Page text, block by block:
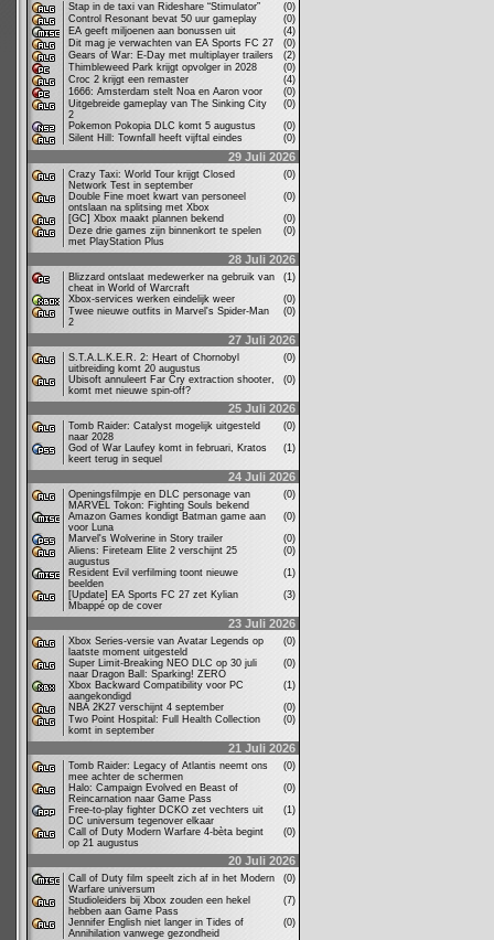
Stap in de taxi van Rideshare “Stimulator”
(0)
Control Resonant bevat 50 uur gameplay
(0)
EA geeft miljoenen aan bonussen uit
(4)
Dit mag je verwachten van EA Sports FC 27
(0)
Gears of War: E-Day met multiplayer trailers
(2)
Thimbleweed Park krijgt opvolger in 2028
(0)
Croc 2 krijgt een remaster
(4)
1666: Amsterdam stelt Noa en Aaron voor
(0)
Uitgebreide gameplay van The Sinking City
2
(0)
Pokemon Pokopia DLC komt 5 augustus
(0)
Silent Hill: Townfall heeft vijftal eindes
(0)
29 Juli 2026
Crazy Taxi: World Tour krijgt Closed
Network Test in september
(0)
Double Fine moet kwart van personeel
ontslaan na splitsing met Xbox
(0)
[GC] Xbox maakt plannen bekend
(0)
Deze drie games zijn binnenkort te spelen
met PlayStation Plus
(0)
28 Juli 2026
Blizzard ontslaat medewerker na gebruik van
cheat in World of Warcraft
(1)
Xbox-services werken eindelijk weer
(0)
Twee nieuwe outfits in Marvel's Spider-Man
2
(0)
27 Juli 2026
S.T.A.L.K.E.R. 2: Heart of Chornobyl
uitbreiding komt 20 augustus
(0)
Ubisoft annuleert Far Cry extraction shooter,
komt met nieuwe spin-off?
(0)
25 Juli 2026
Tomb Raider: Catalyst mogelijk uitgesteld
naar 2028
(0)
God of War Laufey komt in februari, Kratos
keert terug in sequel
(1)
24 Juli 2026
Openingsfilmpje en DLC personage van
MARVEL Tokon: Fighting Souls bekend
(0)
Amazon Games kondigt Batman game aan
voor Luna
(0)
Marvel's Wolverine in Story trailer
(0)
Aliens: Fireteam Elite 2 verschijnt 25
augustus
(0)
Resident Evil verfilming toont nieuwe
beelden
(1)
[Update] EA Sports FC 27 zet Kylian
Mbappé op de cover
(3)
23 Juli 2026
Xbox Series-versie van Avatar Legends op
laatste moment uitgesteld
(0)
Super Limit-Breaking NEO DLC op 30 juli
naar Dragon Ball: Sparking! ZERO
(0)
Xbox Backward Compatibility voor PC
aangekondigd
(1)
NBA 2K27 verschijnt 4 september
(0)
Two Point Hospital: Full Health Collection
komt in september
(0)
21 Juli 2026
Tomb Raider: Legacy of Atlantis neemt ons
mee achter de schermen
(0)
Halo: Campaign Evolved en Beast of
Reincarnation naar Game Pass
(0)
Free-to-play fighter DCKO zet vechters uit
DC universum tegenover elkaar
(1)
Call of Duty Modern Warfare 4-bèta begint
op 21 augustus
(0)
20 Juli 2026
Call of Duty film speelt zich af in het Modern
Warfare universum
(0)
Studioleiders bij Xbox zouden een hekel
hebben aan Game Pass
(7)
Jennifer English niet langer in Tides of
Annihilation vanwege gezondheid
(0)